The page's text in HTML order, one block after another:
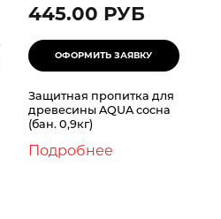
445.00 РУБ
Защитная пропитка для
древесины AQUA сосна
(бан. 0,9кг)
Подробнее